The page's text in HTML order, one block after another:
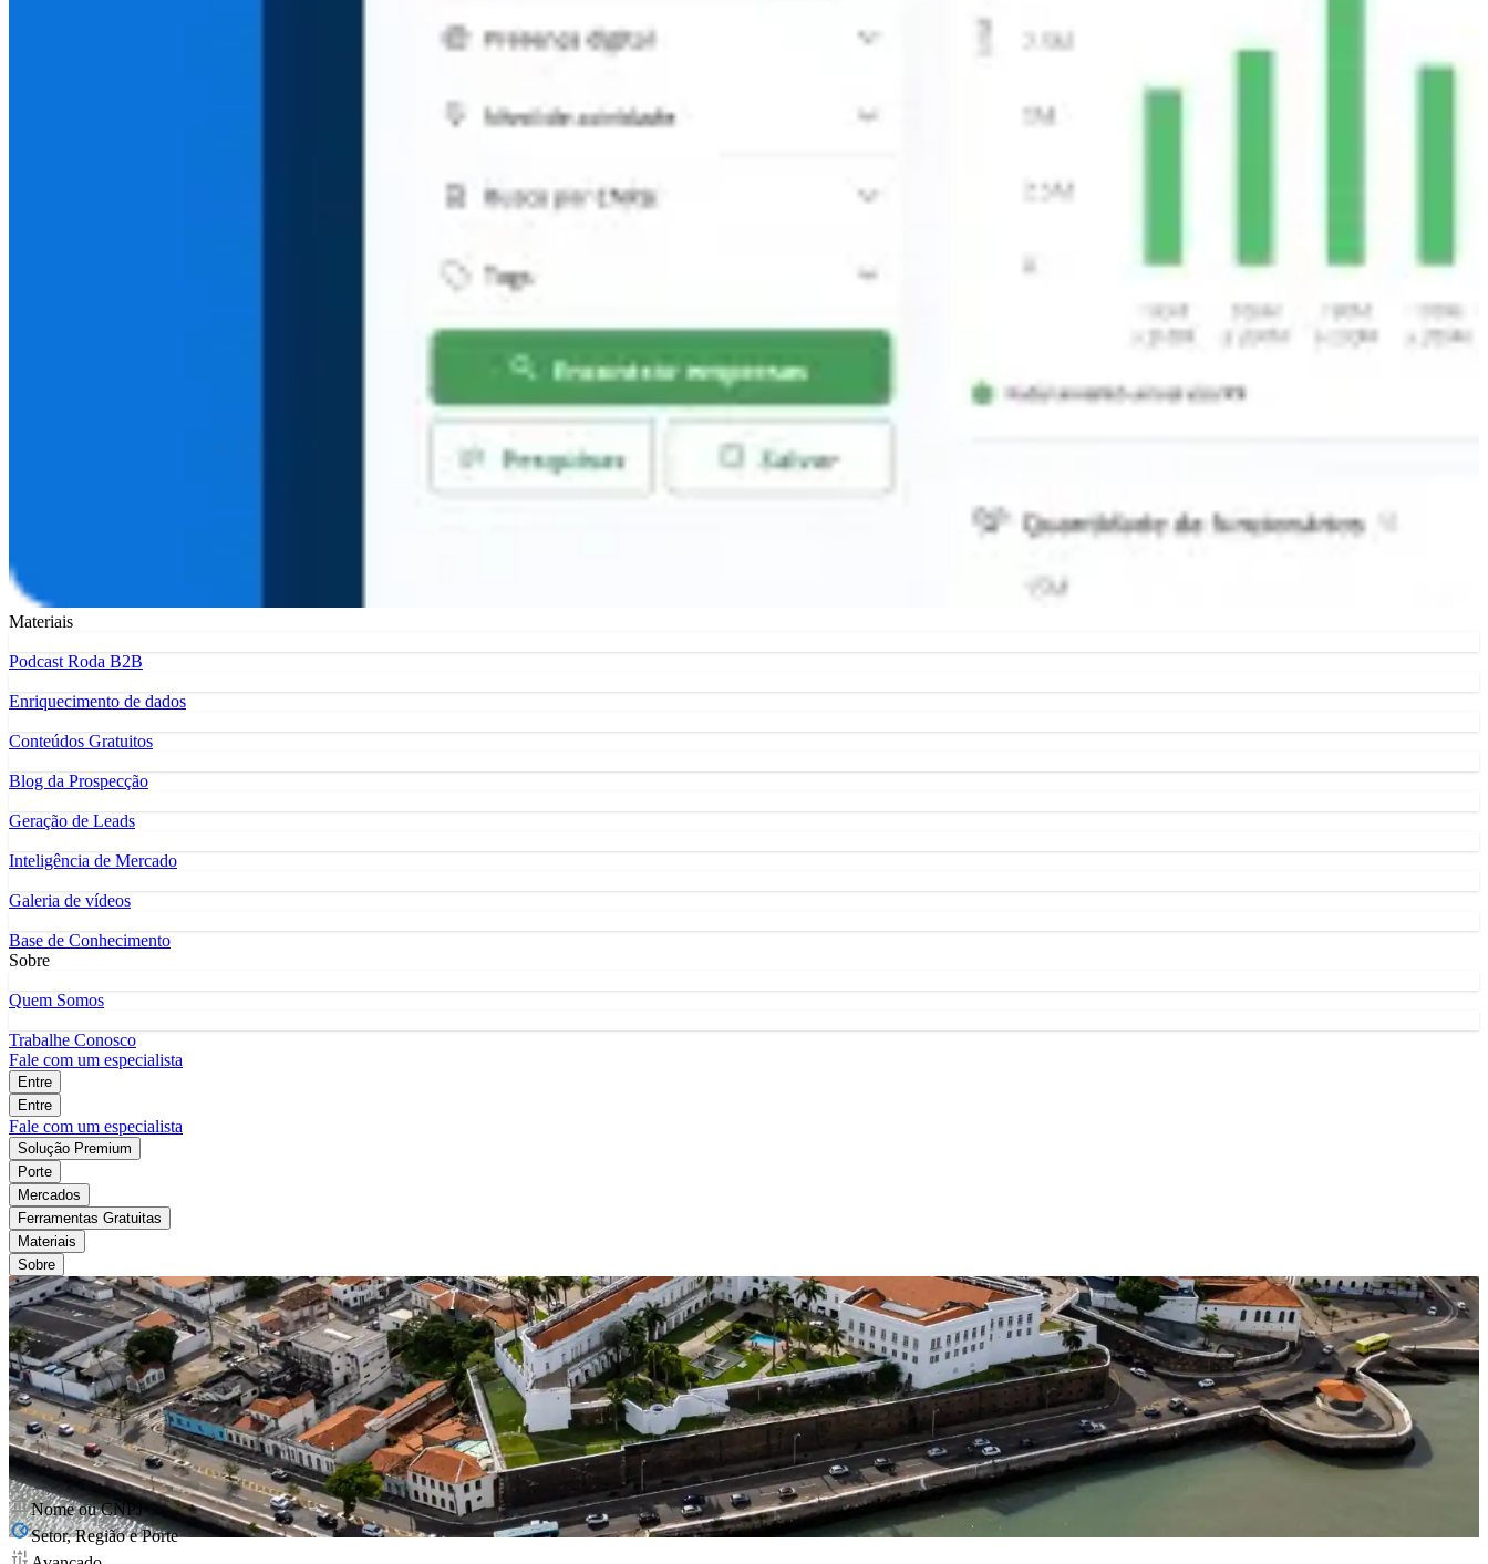
Materiais
Podcast Roda B2B
Enriquecimento de dados
Conteúdos Gratuitos
Blog da Prospecção
Geração de Leads
Inteligência de Mercado
Galeria de vídeos
Base de Conhecimento
Sobre
Quem Somos
Trabalhe Conosco
Fale com um especialista
Entre
Entre
Fale com um especialista
Solução Premium
Porte
Mercados
Ferramentas Gratuitas
Materiais
Sobre
Nome ou CNPJ
Setor, Região e Porte